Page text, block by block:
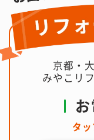
京都・
みやこリ
タ